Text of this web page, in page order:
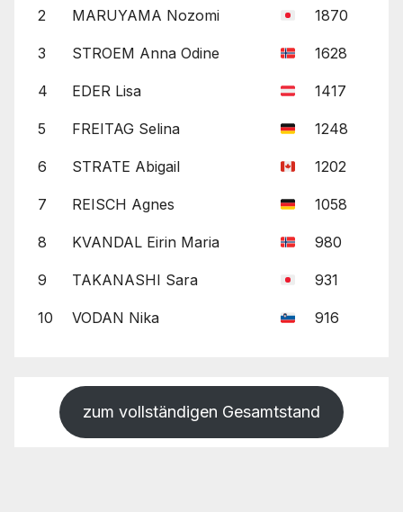
2 MARUYAMA Nozomi 1870
3 STROEM Anna Odine 1628
4 EDER Lisa 1417
5 FREITAG Selina 1248
6 STRATE Abigail 1202
7 REISCH Agnes 1058
8 KVANDAL Eirin Maria 980
9 TAKANASHI Sara 931
10 VODAN Nika 916
zum vollständigen Gesamtstand